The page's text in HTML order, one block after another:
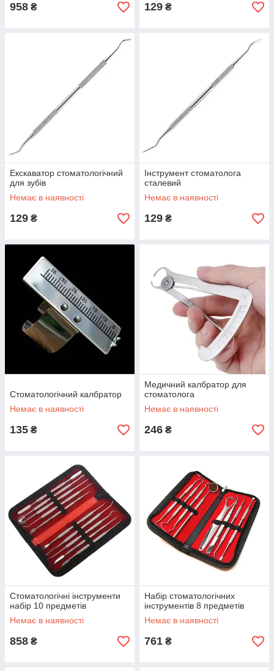
958 ₴ 129 ₴
Екскаватор стоматологічний
для зубів
Немає в наявності
129 ₴
Інструмент стоматолога
сталевий
Немає в наявності
129 ₴
Стоматологічний калбратор
Немає в наявності
135 ₴
Медичний калбратор для
стоматолога
Немає в наявності
246 ₴
Стоматологічні інструменти
набір 10 предметів
Немає в наявності
858 ₴
Набір стоматологічних
інструментів 8 предметів
Немає в наявності
761 ₴